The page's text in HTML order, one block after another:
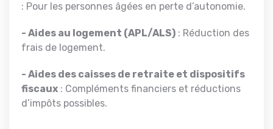
: Pour les personnes âgées en perte d’autonomie.
- Aides au logement (APL/ALS) : Réduction des
frais de logement.
- Aides des caisses de retraite et dispositifs
fiscaux : Compléments financiers et réductions
d’impôts possibles.